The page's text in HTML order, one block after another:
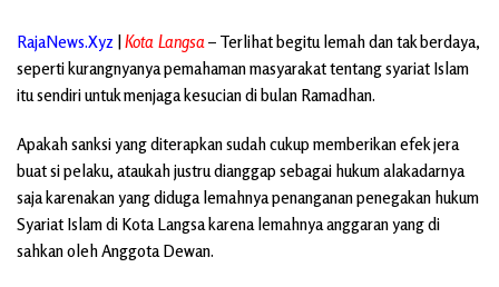
RajaNews.Xyz |Kota Langsa – Terlihat begitu lemah dan tak berdaya,
seperti kurangnyanya pemahaman masyarakat tentang syariat Islam
itu sendiri untuk menjaga kesucian di bulan Ramadhan.
Apakah sanksi yang diterapkan sudah cukup memberikan efek jera
buat si pelaku, ataukah justru dianggap sebagai hukum alakadarnya
saja karenakan yang diduga lemahnya penanganan penegakan hukum
Syariat Islam di Kota Langsa karena lemahnya anggaran yang di
sahkan oleh Anggota Dewan.